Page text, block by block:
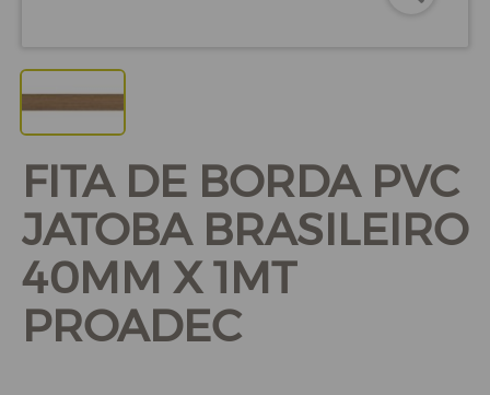
FITA DE BORDA PVC
JATOBA BRASILEIRO
40MM X 1MT
PROADEC